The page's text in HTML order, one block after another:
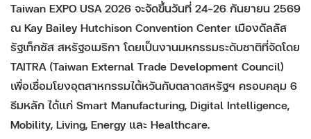
Taiwan EXPO USA 2026 จะจัดขึ้นวันที่ 24–26 กันยายน 2569
ณ Kay Bailey Hutchison Convention Center เมืองดัลลัส
รัฐเท็กซัส สหรัฐอเมริกา โดยเป็นงานมหกรรมระดับชาติที่จัดโดย
TAITRA (Taiwan External Trade Development Council)
เพื่อเชื่อมโยงอุตสาหกรรมไต้หวันกับตลาดสหรัฐฯ ครอบคลุม 6
ธีมหลัก ได้แก่ Smart Manufacturing, Digital Intelligence,
Mobility, Living, Energy และ Healthcare.